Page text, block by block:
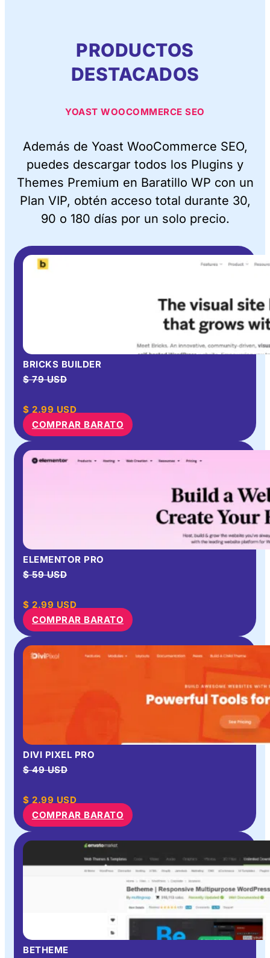
PRODUCTOS
DESTACADOS
YOAST WOOCOMMERCE SEO
Además de Yoast WooCommerce SEO,
puedes descargar todos los Plugins y
Themes Premium en Baratillo WP con un
Plan VIP, obtén acceso total durante 30,
90 o 180 días por un solo precio.
BRICKS BUILDER
$ 79 USD
$ 2.99 USD
COMPRAR BARATO
ELEMENTOR PRO
$ 59 USD
$ 2.99 USD
COMPRAR BARATO
DIVI PIXEL PRO
$ 49 USD
$ 2.99 USD
COMPRAR BARATO
BETHEME